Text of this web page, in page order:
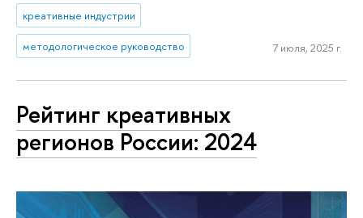
креативные индустрии
методологическое руководство 7 июля, 2025 г.
Рейтинг креативных
регионов России: 2024